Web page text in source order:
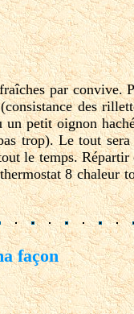
par convive.
des
un petit oignon
trop). Le tout
le temps.
8 chaleur
façon